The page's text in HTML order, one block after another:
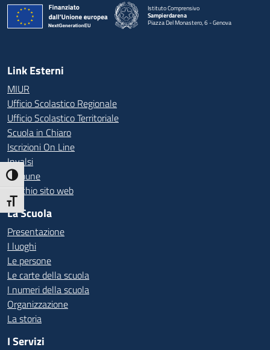
Attiva/disattiva alto contrasto
Attiva/disattiva dimensione testo
Istituto Comprensivo
Sampierdarena
Piazza Del Monastero, 6 - Genova
— Visita la pagina iniziale della scuola
Link Esterni
MIUR
Ufficio Scolastico Regionale
Ufficio Scolastico Territoriale
Scuola in Chiaro
Iscrizioni On Line
Invalsi
Comune
Vecchio sito web
La Scuola
Presentazione
I luoghi
Le persone
Le carte della scuola
I numeri della scuola
Organizzazione
La storia
I Servizi